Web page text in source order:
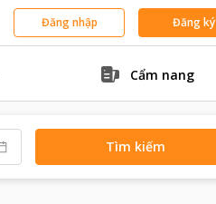
Đăng nhập Đăng ký
Cẩm nang
Tìm kiếm